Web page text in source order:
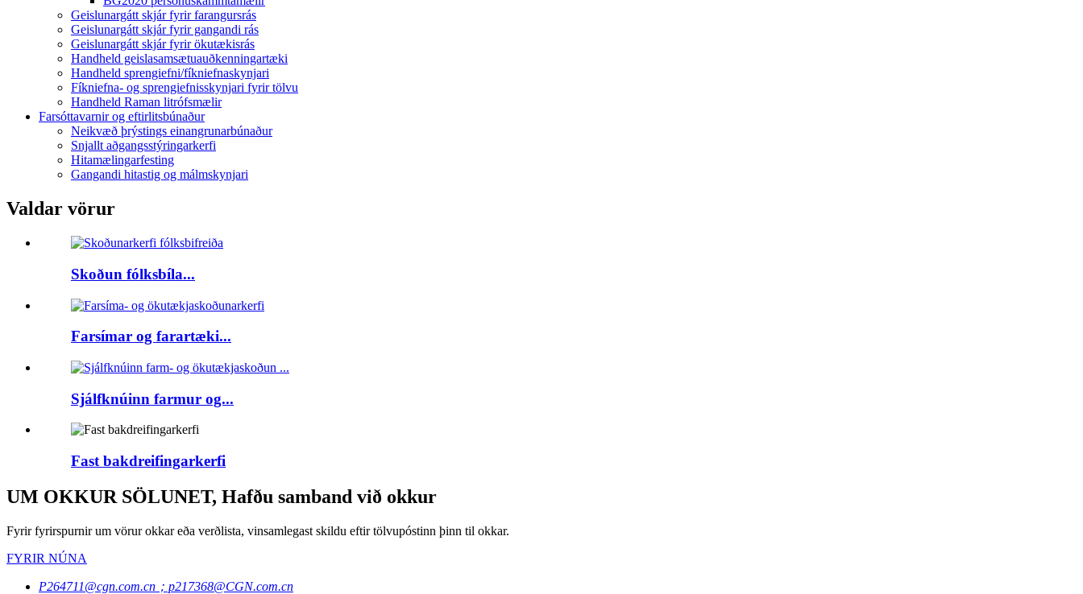
Geislunargátt skjár fyrir farangursrás
Geislunargátt skjár fyrir gangandi rás
Geislunargátt skjár fyrir ökutækisrás
Handheld geislasamsætuauðkenningartæki
Handheld sprengiefni/fíkniefnaskynjari
Fíkniefna- og sprengiefnisskynjari fyrir tölvu
Handheld Raman litrófsmælir
Farsóttavarnir og eftirlitsbúnaður
Neikvæð þrýstings einangrunarbúnaður
Snjallt aðgangsstýringarkerfi
Hitamælingarfesting
Gangandi hitastig og málmskynjari
Valdar vörur
Skoðun fólksbíla...
Farsímar og farartæki...
Sjálfknúinn farmur og...
Fast bakdreifingarkerfi
UM OKKUR SÖLUNET, Hafðu samband við okkur
Fyrir fyrirspurnir um vörur okkar eða verðlista, vinsamlegast skildu eftir tölvupóstinn þinn til okkar.
FYRIR NÚNA
P264711@cgn.com.cn；p217368@CGN.com.cn